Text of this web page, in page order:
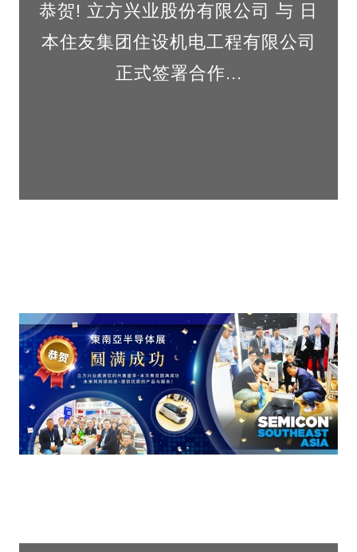
恭贺! 立方兴业股份有限公司 与 日
本住友集团住设机电工程有限公司
正式签署合作...